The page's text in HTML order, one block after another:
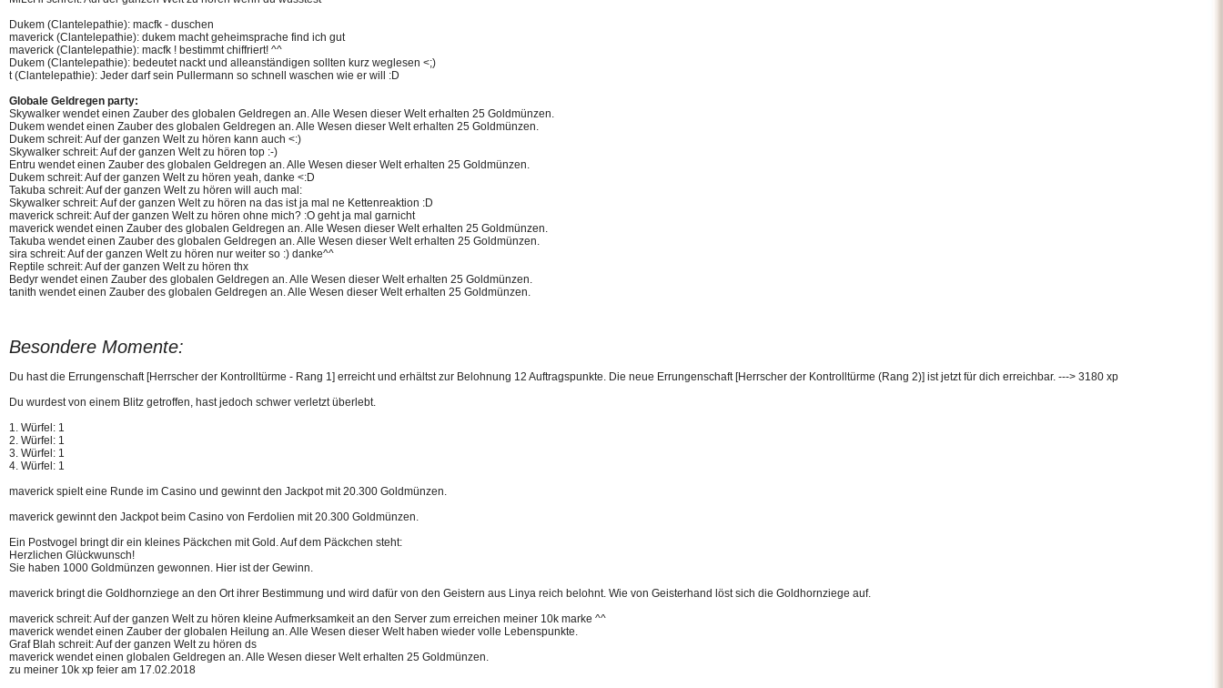
Dukem (Clantelepathie): macfk - duschen
maverick (Clantelepathie): dukem macht geheimsprache find ich gut
maverick (Clantelepathie): macfk ! bestimmt chiffriert! ^^
Dukem (Clantelepathie): bedeutet nackt und alleanständigen sollten kurz weglesen <;)
t (Clantelepathie): Jeder darf sein Pullermann so schnell waschen wie er will :D
Globale Geldregen party:
Skywalker wendet einen Zauber des globalen Geldregen an. Alle Wesen dieser Welt erhalten 25 Goldmünzen.
Dukem wendet einen Zauber des globalen Geldregen an. Alle Wesen dieser Welt erhalten 25 Goldmünzen.
Dukem schreit: Auf der ganzen Welt zu hören kann auch <:)
Skywalker schreit: Auf der ganzen Welt zu hören top :-)
Entru wendet einen Zauber des globalen Geldregen an. Alle Wesen dieser Welt erhalten 25 Goldmünzen.
Dukem schreit: Auf der ganzen Welt zu hören yeah, danke <:D
Takuba schreit: Auf der ganzen Welt zu hören will auch mal:
Skywalker schreit: Auf der ganzen Welt zu hören na das ist ja mal ne Kettenreaktion :D
maverick schreit: Auf der ganzen Welt zu hören ohne mich? :O geht ja mal garnicht
maverick wendet einen Zauber des globalen Geldregen an. Alle Wesen dieser Welt erhalten 25 Goldmünzen.
Takuba wendet einen Zauber des globalen Geldregen an. Alle Wesen dieser Welt erhalten 25 Goldmünzen.
sira schreit: Auf der ganzen Welt zu hören nur weiter so :) danke^^
Reptile schreit: Auf der ganzen Welt zu hören thx
Bedyr wendet einen Zauber des globalen Geldregen an. Alle Wesen dieser Welt erhalten 25 Goldmünzen.
tanith wendet einen Zauber des globalen Geldregen an. Alle Wesen dieser Welt erhalten 25 Goldmünzen.
Besondere Momente:
Du hast die Errungenschaft [Herrscher der Kontrolltürme - Rang 1] erreicht und erhältst zur Belohnung 12 Auftragspunkte. Die neue Errungenschaft [Herrscher der Kontrolltürme (Rang 2)] ist jetzt für dich erreichbar. ---> 3180 xp
Du wurdest von einem Blitz getroffen, hast jedoch schwer verletzt überlebt.
1. Würfel: 1
2. Würfel: 1
3. Würfel: 1
4. Würfel: 1
maverick spielt eine Runde im Casino und gewinnt den Jackpot mit 20.300 Goldmünzen.
maverick gewinnt den Jackpot beim Casino von Ferdolien mit 20.300 Goldmünzen.
Ein Postvogel bringt dir ein kleines Päckchen mit Gold. Auf dem Päckchen steht:
Herzlichen Glückwunsch!
Sie haben 1000 Goldmünzen gewonnen. Hier ist der Gewinn.
maverick bringt die Goldhornziege an den Ort ihrer Bestimmung und wird dafür von den Geistern aus Linya reich belohnt. Wie von Geisterhand löst sich die Goldhornziege auf.
maverick schreit: Auf der ganzen Welt zu hören kleine Aufmerksamkeit an den Server zum erreichen meiner 10k marke ^^
maverick wendet einen Zauber der globalen Heilung an. Alle Wesen dieser Welt haben wieder volle Lebenspunkte.
Graf Blah schreit: Auf der ganzen Welt zu hören ds
maverick wendet einen globalen Geldregen an. Alle Wesen dieser Welt erhalten 25 Goldmünzen.
zu meiner 10k xp feier am 17.02.2018